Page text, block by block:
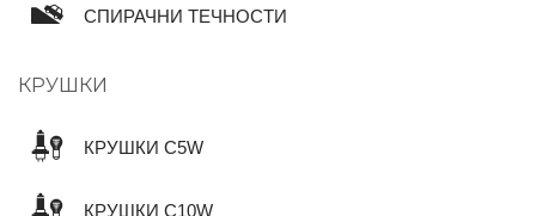
СПИРАЧНИ ТЕЧНОСТИ
КРУШКИ
КРУШКИ C5W
КРУШКИ C10W